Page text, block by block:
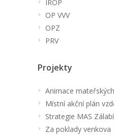
IROP
OP VVV
OPZ
PRV
Projekty
Animace
Místní akční plán
Strategie MAS
Za poklady venkova